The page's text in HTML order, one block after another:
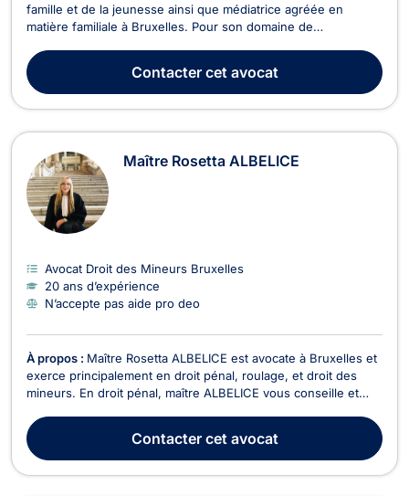
famille et de la jeunesse ainsi que médiatrice agréée en
matière familiale à Bruxelles. Pour son domaine de
JADOUL s'occupe de tout ce qui concerne les mariages,
séparation, cohabitation légale, divorce mais égalemen...
Contactercet avocat
Maître Rosetta ALBELICE
Avocat Droit des Mineurs Bruxelles
20 ans d’expérience
N’accepte pas aide pro deo
À propos : Maître Rosetta ALBELICE est avocate à Bruxelles et
exerce principalement en droit pénal, roulage, et droit des
mineurs. En droit pénal, maître ALBELICE vous conseille et
d’infraction contre les biens d’autrui. Il peut s’agir de fraude
informatique, d’usage de faux, d...
Contactercet avocat